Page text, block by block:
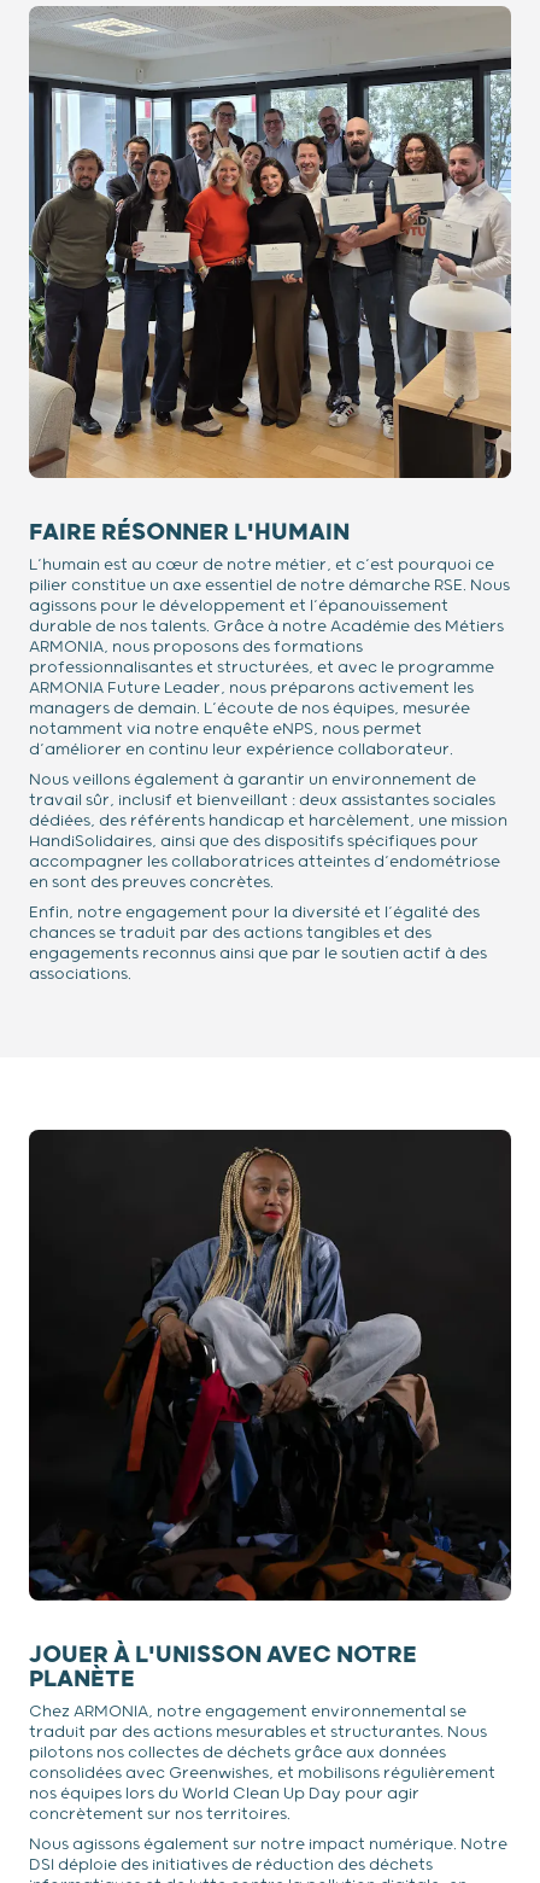
FAIRE RÉSONNER L'HUMAIN
L’humain est au cœur de notre métier, et c’est pourquoi ce
pilier constitue un axe essentiel de notre démarche RSE. Nous
agissons pour le développement et l’épanouissement
durable de nos talents. Grâce à notre Académie des Métiers
ARMONIA, nous proposons des formations
professionnalisantes et structurées, et avec le programme
ARMONIA Future Leader, nous préparons activement les
managers de demain. L’écoute de nos équipes, mesurée
notamment via notre enquête eNPS, nous permet
d’améliorer en continu leur expérience collaborateur.
Nous veillons également à garantir un environnement de
travail sûr, inclusif et bienveillant : deux assistantes sociales
dédiées, des référents handicap et harcèlement, une mission
HandiSolidaires, ainsi que des dispositifs spécifiques pour
accompagner les collaboratrices atteintes d’endométriose
en sont des preuves concrètes.
Enfin, notre engagement pour la diversité et l’égalité des
chances se traduit par des actions tangibles et des
engagements reconnus ainsi que par le soutien actif à des
associations.
JOUER À L'UNISSON AVEC NOTRE
PLANÈTE
Chez ARMONIA, notre engagement environnemental se
traduit par des actions mesurables et structurantes. Nous
pilotons nos collectes de déchets grâce aux données
consolidées avec Greenwishes, et mobilisons régulièrement
nos équipes lors du World Clean Up Day pour agir
concrètement sur nos territoires.
Nous agissons également sur notre impact numérique. Notre
DSI déploie des initiatives de réduction des déchets